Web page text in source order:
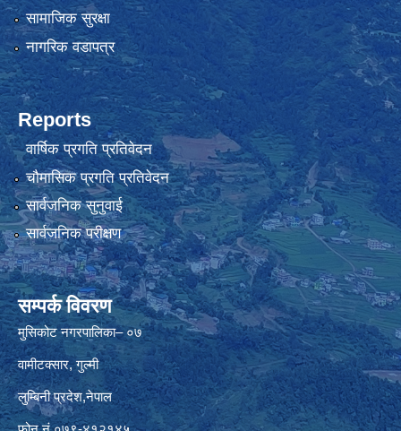
सामाजिक सुरक्षा
नागरिक वडापत्र
Reports
वार्षिक प्रगति प्रतिवेदन
चौमासिक प्रगति प्रतिवेदन
सार्वजनिक सुनुवाई
सार्वजनिक परीक्षण
सम्पर्क विवरण
मुसिकोट नगरपालिका– ०७
वामीटक्सार, गुल्मी
लुम्बिनी प्रदेश,नेपाल